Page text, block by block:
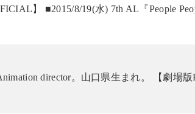
】 ■2015/8/19(水) 7th AL『People
director。山口県生まれ。 【劇場